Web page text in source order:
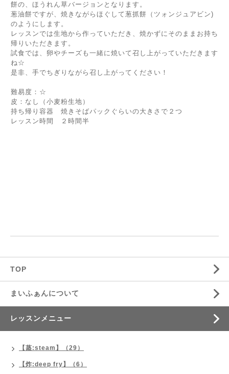
餅の、ほうれん草バージョンとなります。
葱油餅ですが、焼きながらほぐして葱抓餅（ツォンジュアビン)
のようにします。
レッスンでは生地から作っていただき、焼かずにそのままお持ち
帰りいただきます。
試食では、卵やチーズも一緒に焼いて召し上がっていただきます
ね☆
是非、手でちぎりながら召し上がってください！
難易度：☆
皮：なし（小麦粉生地）
持ち帰り容器 焼きそばパックぐらいの大きさで２つ
レッスン時間 ２時間半
TOP
まいふぁんについて
レッスンメニュー
【蒸:steam】（29）
【炸:deep fry】（6）